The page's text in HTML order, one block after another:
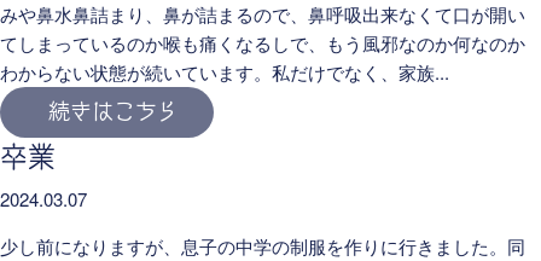
みや鼻水鼻詰まり、鼻が詰まるので、鼻呼吸出来なくて口が開い
てしまっているのか喉も痛くなるしで、もう風邪なのか何なのか
わからない状態が続いています。私だけでなく、家族...
続きはこちら
卒業
2024.03.07
少し前になりますが、息子の中学の制服を作りに行きました。同